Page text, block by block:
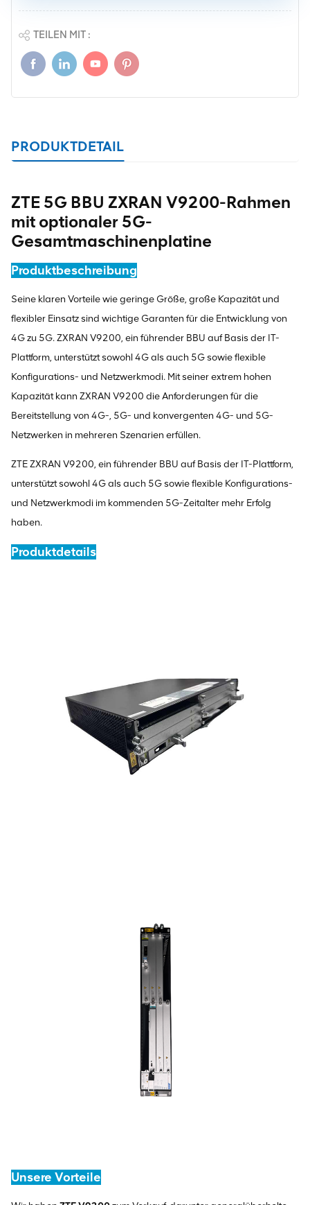
TEILEN MIT :
PRODUKTDETAIL
ZTE 5G BBU ZXRAN V9200-Rahmen
mit optionaler 5G-
Gesamtmaschinenplatine
Produktbeschreibung
Seine klaren Vorteile wie geringe Größe, große Kapazität und
flexibler Einsatz sind wichtige Garanten für die Entwicklung von
4G zu 5G. ZXRAN V9200, ein führender BBU auf Basis der IT-
Plattform, unterstützt sowohl 4G als auch 5G sowie flexible
Konfigurations- und Netzwerkmodi. Mit seiner extrem hohen
Kapazität kann ZXRAN V9200 die Anforderungen für die
Bereitstellung von 4G-, 5G- und konvergenten 4G- und 5G-
Netzwerken in mehreren Szenarien erfüllen.
ZTE ZXRAN V9200, ein führender BBU auf Basis der IT-Plattform,
unterstützt sowohl 4G als auch 5G sowie flexible Konfigurations-
und Netzwerkmodi im kommenden 5G-Zeitalter mehr Erfolg
haben.
Produktdetails
Unsere Vorteile